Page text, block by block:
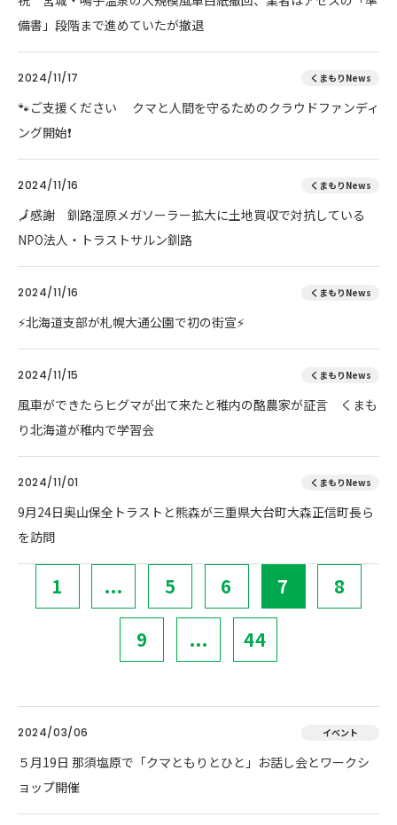
備書」段階まで進めていたが撤退
2024/11/17 くまもりNews
🐾ご支援ください クマと人間を守るためのクラウドファンディ
ング開始❗
2024/11/16 くまもりNews
🗾感謝 釧路湿原メガソーラー拡大に土地買収で対抗している
NPO法人・トラストサルン釧路
2024/11/16 くまもりNews
⚡北海道支部が札幌大通公園で初の街宣⚡
2024/11/15 くまもりNews
風車ができたらヒグマが出て来たと稚内の酪農家が証言 くまも
り北海道が稚内で学習会
2024/11/01 くまもりNews
9月24日奥山保全トラストと熊森が三重県大台町大森正信町長ら
を訪問
1 ... 5 6 7 8
9 ... 44
2024/03/06 イベント
５月19日 那須塩原で「クマともりとひと」お話し会とワークシ
ョップ開催